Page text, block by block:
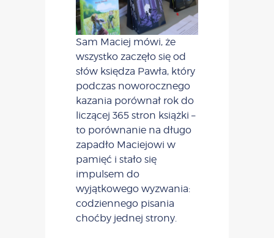
Sam Maciej mówi, że
wszystko zaczęło się od
słów księdza Pawła, który
podczas noworocznego
kazania porównał rok do
liczącej 365 stron książki –
to porównanie na długo
zapadło Maciejowi w
pamięć i stało się
impulsem do
wyjątkowego wyzwania:
codziennego pisania
choćby jednej strony.